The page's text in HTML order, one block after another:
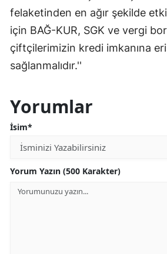
felaketinden en ağır şekilde
için BAĞ-KUR, SGK ve vergi
çiftçilerimizin kredi imkanına
sağlanmalıdır.''
Yorumlar
İsim*
Yorum Yazın (500 Karakter)